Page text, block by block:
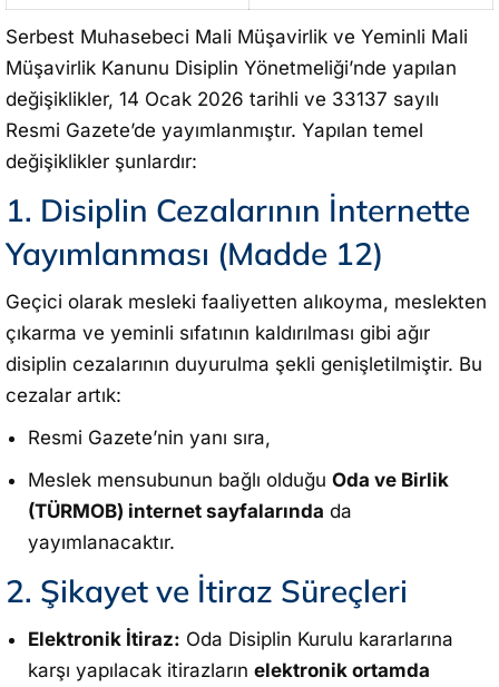
Serbest Muhasebeci Mali Müşavirlik ve Yeminli Mali
Müşavirlik Kanunu Disiplin Yönetmeliği’nde yapılan
değişiklikler, 14 Ocak 2026 tarihli ve 33137 sayılı
Resmi Gazete’de yayımlanmıştır. Yapılan temel
değişiklikler şunlardır:
1. Disiplin Cezalarının İnternette
Yayımlanması (Madde 12)
Geçici olarak mesleki faaliyetten alıkoyma, meslekten
çıkarma ve yeminli sıfatının kaldırılması gibi ağır
disiplin cezalarının duyurulma şekli genişletilmiştir. Bu
cezalar artık:
Resmi Gazete’nin yanı sıra,
Meslek mensubunun bağlı olduğu Oda ve Birlik
(TÜRMOB) internet sayfalarında da
yayımlanacaktır.
2. Şikayet ve İtiraz Süreçleri
Elektronik İtiraz: Oda Disiplin Kurulu kararlarına
karşı yapılacak itirazların elektronik ortamda